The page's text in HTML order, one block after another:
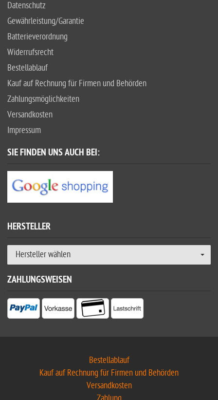
Datenschutz
Gewährleistung/Garantie
Batterieverordnung
Widerrufsrecht
Bestellablauf
Kauf auf Rechnung für Firmen und Behörden
Zahlungsmöglichkeiten
Versandkosten
Impressum
SIE FINDEN UNS AUCH BEI:
HERSTELLER
Hersteller wählen
ZAHLUNGSWEISEN
Bestellablauf
Kauf auf Rechnung für Firmen und Behörden
Versandkosten